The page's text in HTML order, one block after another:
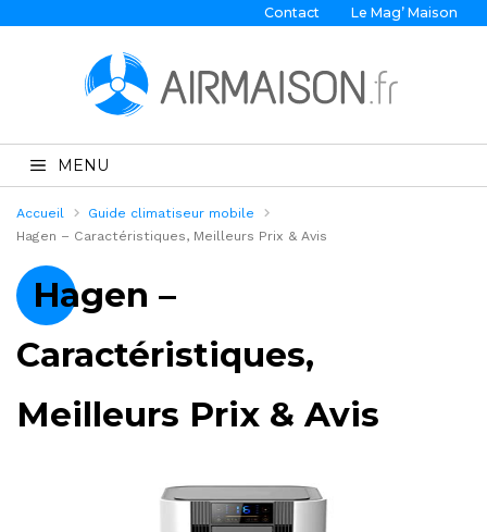
Contact Le Mag’ Maison
MENU
Accueil
Guide climatiseur mobile
Hagen – Caractéristiques, Meilleurs Prix & Avis
Hagen –
Caractéristiques,
Meilleurs Prix & Avis